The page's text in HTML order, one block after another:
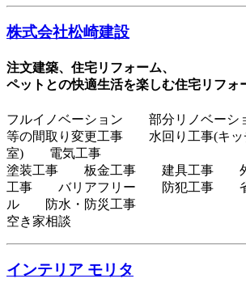
株式会社松崎建設
注文建築、住宅リフォーム、
ペットとの快適生活を楽しむ住宅リフォ
フルイノベーション 部分リノベー
等の間取り変更工事 水回り工事(キッ
室) 電気工事
塗装工事 板金工事 建具工事 外
工事 バリアフリー 防犯工事 省
ル 防水・防災工事
空き家相談
インテリア モリタ